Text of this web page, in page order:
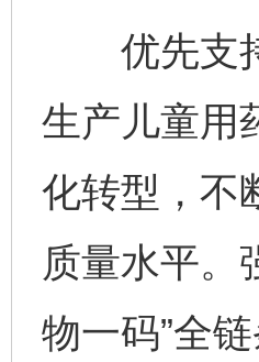
优先支持
生产儿童用
化转型，不
质量水平。
物一码”全